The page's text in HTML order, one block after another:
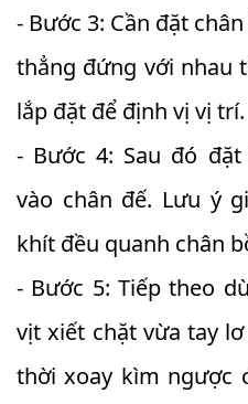
- Bước 3: Cần đặt
thẳng đứng với nhau
lắp đặt để định vị vị trí.
- Bước 4: Sau đó
vào chân đế. Lưu ý
khít đều quanh chân
- Bước 5: Tiếp theo
vịt xiết chặt vừa tay
thời xoay kìm ngược